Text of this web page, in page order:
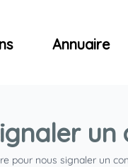
Annuaire
un
pour nous signaler un